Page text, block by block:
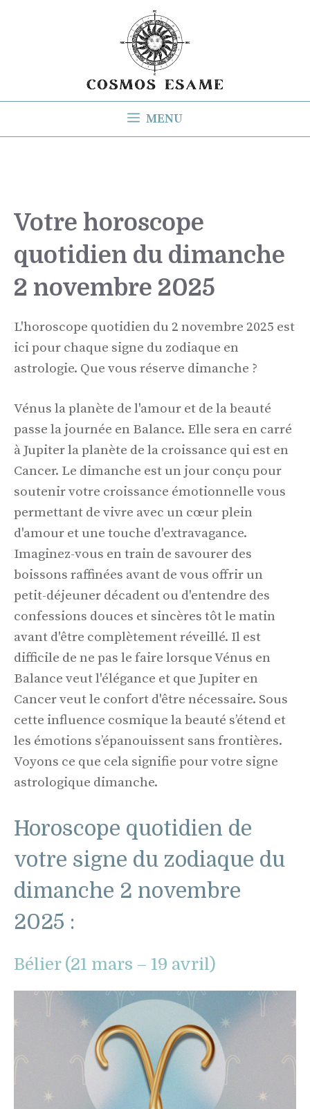
MENU
Votre horoscope
quotidien du dimanche
2 novembre 2025
L'horoscope quotidien du 2 novembre 2025 est
ici pour chaque signe du zodiaque en
astrologie. Que vous réserve dimanche ?
Vénus la planète de l'amour et de la beauté
passe la journée en Balance. Elle sera en carré
à Jupiter la planète de la croissance qui est en
Cancer. Le dimanche est un jour conçu pour
soutenir votre croissance émotionnelle vous
permettant de vivre avec un cœur plein
d'amour et une touche d'extravagance.
Imaginez-vous en train de savourer des
boissons raffinées avant de vous offrir un
petit-déjeuner décadent ou d'entendre des
confessions douces et sincères tôt le matin
avant d'être complètement réveillé. Il est
difficile de ne pas le faire lorsque Vénus en
Balance veut l'élégance et que Jupiter en
Cancer veut le confort d'être nécessaire. Sous
cette influence cosmique la beauté s’étend et
les émotions s’épanouissent sans frontières.
Voyons ce que cela signifie pour votre signe
astrologique dimanche.
Horoscope quotidien de
votre signe du zodiaque du
dimanche 2 novembre
2025 :
Bélier (21 mars – 19 avril)